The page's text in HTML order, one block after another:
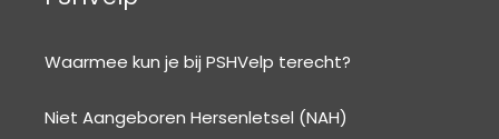
o
k
p
Waarmee kun je bij PSHVelp terecht?
Niet Aangeboren Hersenletsel (NAH)